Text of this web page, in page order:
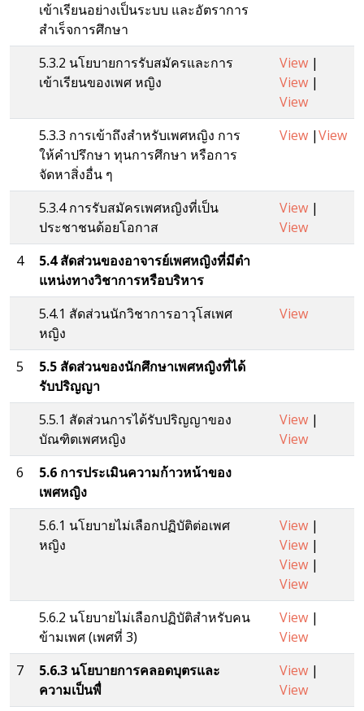
เข้าเรียนอย่างเป็นระบบ และอัตราการ
สําเร็จการศึกษา
5.3.2 นโยบายการรับสมัครและการ
เข้าเรียนของเพศ หญิง
View |
View |
View
5.3.3 การเข้าถึงสําหรับเพศหญิง การ
ให้คําปรึกษา ทุนการศึกษา หรือการ
จัดหาสิ่งอื่น ๆ
View |View
5.3.4 การรับสมัครเพศหญิงที่เป็น
ประชาชนด้อยโอกาส
View |
View
4
5.4 สัดส่วนของอาจารย์เพศหญิงที่มีตํา
แหน่งทางวิชาการหรือบริหาร
5.4.1 สัดส่วนนักวิชาการอาวุโสเพศ
หญิง
View
5
5.5 สัดส่วนของนักศึกษาเพศหญิงที่ได้
รับปริญญา
5.5.1 สัดส่วนการได้รับปริญญาของ
บัณฑิตเพศหญิง
View |
View
6
5.6 การประเมินความก้าวหน้าของ
เพศหญิง
5.6.1 นโยบายไม่เลือกปฏิบัติต่อเพศ
หญิง
View |
View |
View |
View
5.6.2 นโยบายไม่เลือกปฏิบัติสําหรับคน
ข้ามเพศ (เพศที่ 3)
View |
View
7
5.6.3 นโยบายการคลอดบุตรและ
ความเป็นพื่
View |
View